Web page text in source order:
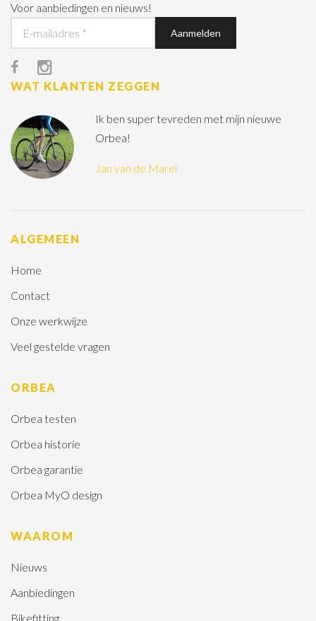
Voor aanbiedingen en nieuws!
WAT KLANTEN ZEGGEN
Ik ben super tevreden met mijn nieuwe
Orbea!
Jan van de Marel
ALGEMEEN
Home
Contact
Onze werkwijze
Veel gestelde vragen
ORBEA
Orbea testen
Orbea historie
Orbea garantie
Orbea MyO design
WAAROM
Nieuws
Aanbiedingen
Bikefitting